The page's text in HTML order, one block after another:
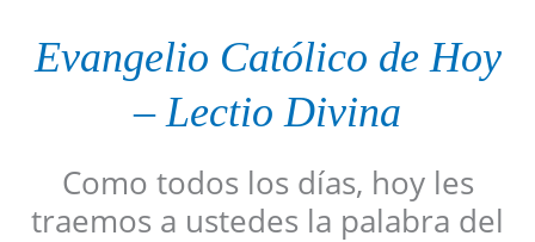
Evangelio Católico de Hoy
– Lectio Divina
Como todos los días, hoy les
traemos a ustedes la palabra del